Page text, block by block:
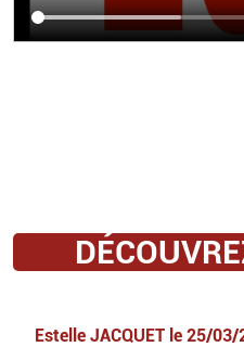
Estelle JACQUET le 25/03/